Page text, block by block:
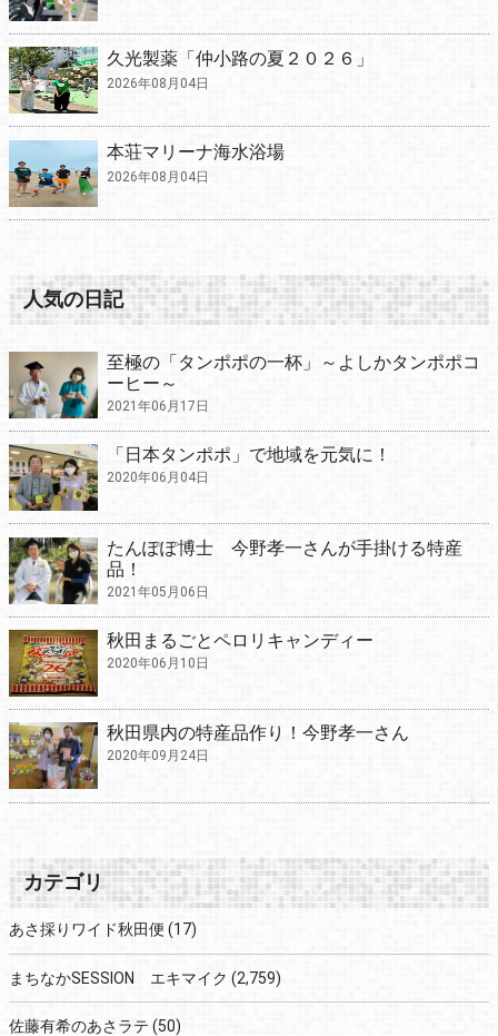
久光製薬「仲小路の夏２０２６」
2026年08月04日
本荘マリーナ海水浴場
2026年08月04日
人気の日記
至極の「タンポポの一杯」～よしかタンポポコ
ーヒー～
2021年06月17日
「日本タンポポ」で地域を元気に！
2020年06月04日
たんぽぽ博士 今野孝一さんが手掛ける特産
品！
2021年05月06日
秋田まるごとペロリキャンディー
2020年06月10日
秋田県内の特産品作り！今野孝一さん
2020年09月24日
カテゴリ
あさ採りワイド秋田便 (17)
まちなかSESSION エキマイク (2,759)
佐藤有希のあさラテ (50)